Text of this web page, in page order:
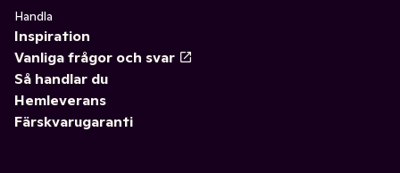
Handla
Inspiration
Vanliga frågor och svar
Så handlar du
Hemleverans
Färskvarugaranti